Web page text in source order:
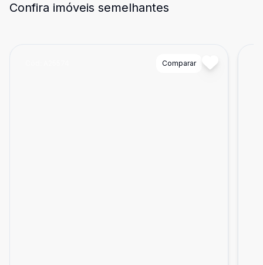
Confira imóveis semelhantes
Comparar